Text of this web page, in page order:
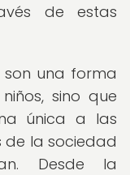
de estas
son una forma
sino que
única a las
de la sociedad
Desde la